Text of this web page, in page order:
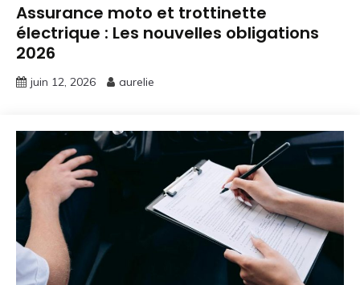
Assurance moto et trottinette
électrique : Les nouvelles obligations
2026
juin 12, 2026 aurelie